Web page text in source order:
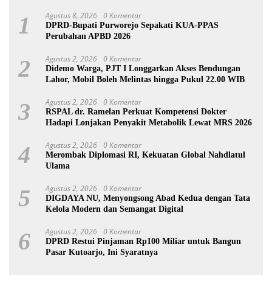
1 Agustus 8, 2026 0 Komentar
DPRD-Bupati Purworejo Sepakati KUA-PPAS
Perubahan APBD 2026
2 Agustus 2, 2026 0 Komentar
Didemo Warga, PJT I Longgarkan Akses Bendungan
Lahor, Mobil Boleh Melintas hingga Pukul 22.00 WIB
3 Agustus 2, 2026 0 Komentar
RSPAL dr. Ramelan Perkuat Kompetensi Dokter
Hadapi Lonjakan Penyakit Metabolik Lewat MRS 2026
4 Agustus 2, 2026 0 Komentar
Merombak Diplomasi RI, Kekuatan Global Nahdlatul
Ulama
5 Agustus 2, 2026 0 Komentar
DIGDAYA NU, Menyongsong Abad Kedua dengan Tata
Kelola Modern dan Semangat Digital
6 Agustus 2, 2026 0 Komentar
DPRD Restui Pinjaman Rp100 Miliar untuk Bangun
Pasar Kutoarjo, Ini Syaratnya